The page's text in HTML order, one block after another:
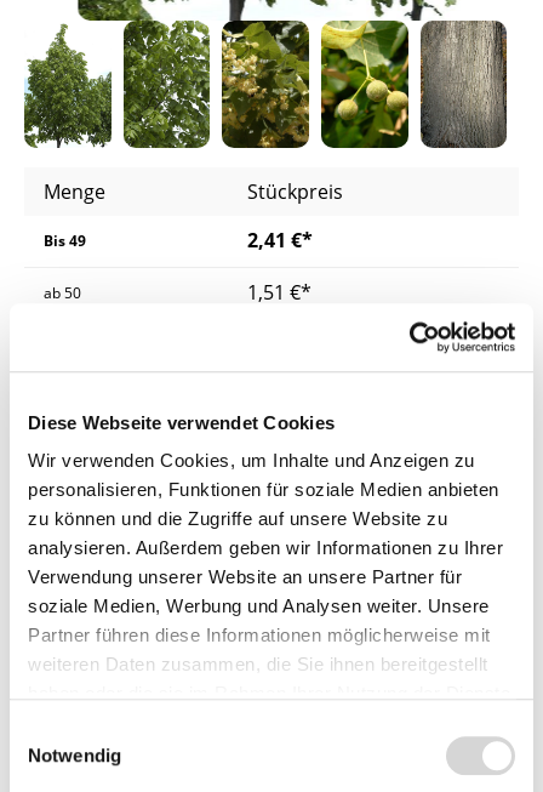
Diese Webseite verwendet Cookies
Wir verwenden Cookies, um Inhalte und Anzeigen zu
personalisieren, Funktionen für soziale Medien anbieten
zu können und die Zugriffe auf unsere Website zu
analysieren. Außerdem geben wir Informationen zu Ihrer
Verwendung unserer Website an unsere Partner für
soziale Medien, Werbung und Analysen weiter. Unsere
Partner führen diese Informationen möglicherweise mit
weiteren Daten zusammen, die Sie ihnen bereitgestellt
Notwendig
Menge Stückpreis
Bis49 2,41 €*
ab50 1,51 €*
Preise inkl. MwSt.zzgl. Versandkosten
Lieferzeit: 4 - 8 Werktage
Herkunft
Produkt Anzahl: Gib den gewünschten
Fragen zum Artikel